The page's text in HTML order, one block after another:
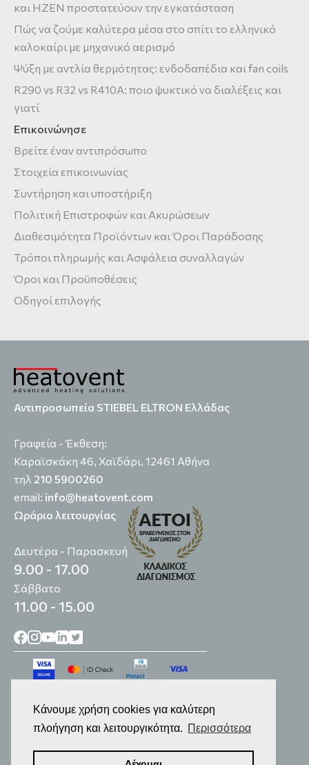
Κάνουμε χρήση cookies για καλύτερη
πλοήγηση και λειτουργικότητα. Περισσότερα
και HZEN προστατεύουν την εγκατάσταση
Πώς να ζούμε καλύτερα μέσα στο σπίτι το ελληνικό
καλοκαίρι με μηχανικό αερισμό
Ψύξη με αντλία θερμότητας: ενδοδαπέδια και fan coils
R290 vs R32 vs R410A: ποιο ψυκτικό να διαλέξεις και
γιατί
Επικοινώνησε
Βρείτε έναν αντιπρόσωπο
Στοιχεία επικοινωνίας
Συντήρηση και υποστήριξη
Πολιτική Επιστροφών και Ακυρώσεων
Διαθεσιμότητα Προϊόντων και Όροι Παράδοσης
Τρόποι πληρωμής και Ασφάλεια συναλλαγών
Όροι και Προϋποθέσεις
Οδηγοί επιλογής
Αντιπροσωπεία STIEBEL ELTRON Ελλάδας
Γραφεία - Έκθεση:
Καραϊσκάκη 46, Χαϊδάρι, 12461 Αθήνα
τηλ 210 5900260
email: info@heatovent.com
Ωράριο λειτουργίας
Δευτέρα - Παρασκευή
9.00 - 17.00
Σάββατο
11.00 - 15.00
© 2014-2026 Επεξεργασία Προσωπικών Δεδομένων